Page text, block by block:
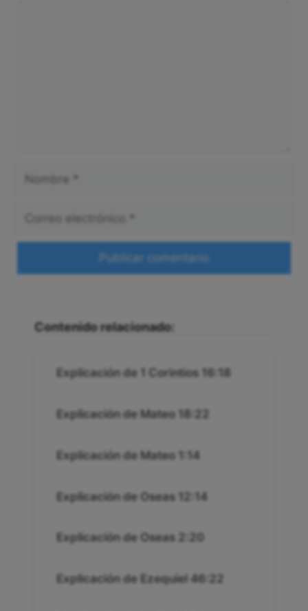
Contenido relacionado:
Explicación de 1 Corintios 16:18
Explicación de Mateo 18:22
Explicación de Mateo 1:14
Explicación de Oseas 12:14
Explicación de Oseas 2:20
Explicación de Ezequiel 46:22